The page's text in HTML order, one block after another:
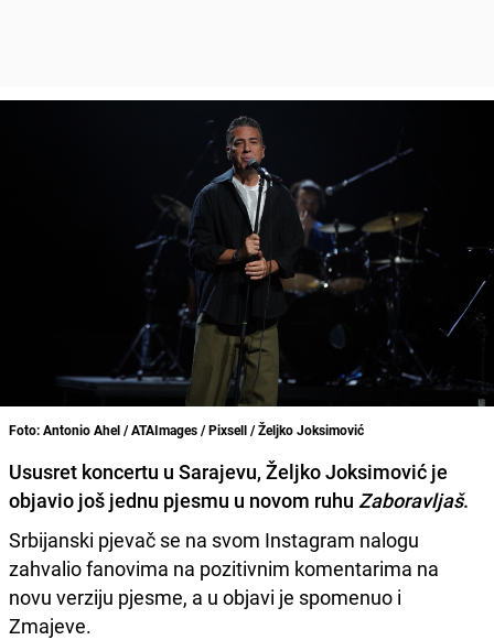
Foto: Antonio Ahel / ATAImages / Pixsell / Željko Joksimović
Ususret koncertu u Sarajevu, Željko Joksimović je
objavio još jednu pjesmu u novom ruhu Zaboravljaš.
Srbijanski pjevač se na svom Instagram nalogu
zahvalio fanovima na pozitivnim komentarima na
novu verziju pjesme, a u objavi je spomenuo i
Zmajeve.